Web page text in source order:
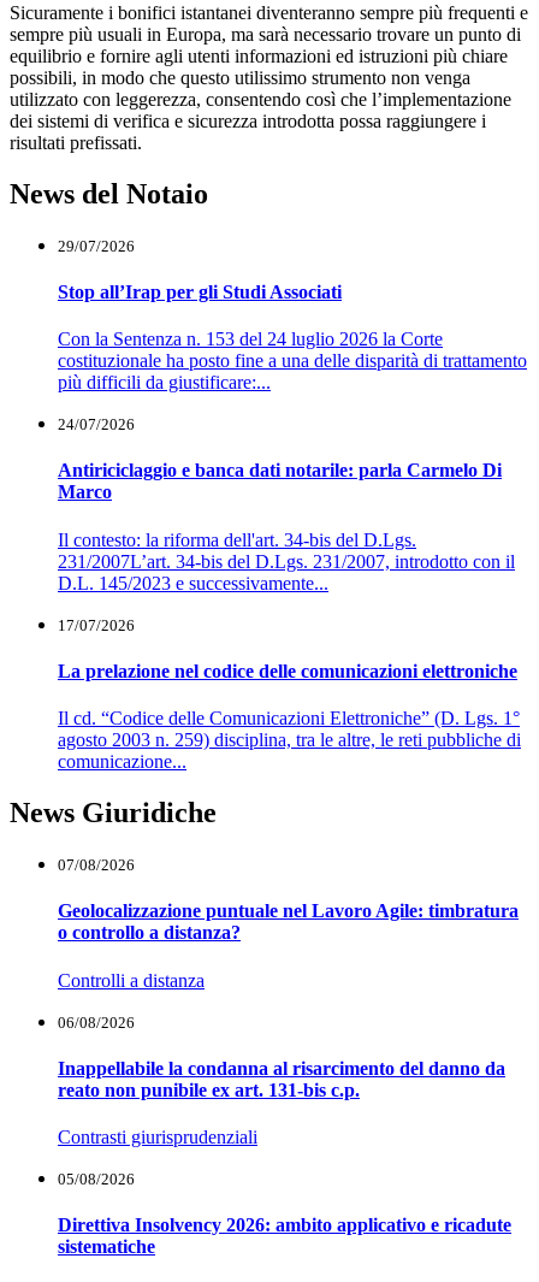
Sicuramente i bonifici istantanei diventeranno sempre più frequenti e
sempre più usuali in Europa, ma sarà necessario trovare un punto di
equilibrio e fornire agli utenti informazioni ed istruzioni più chiare
possibili, in modo che questo utilissimo strumento non venga
utilizzato con leggerezza, consentendo così che l’implementazione
dei sistemi di verifica e sicurezza introdotta possa raggiungere i
risultati prefissati.
News del Notaio
29/07/2026
Stop all’Irap per gli Studi Associati
Con la Sentenza n. 153 del 24 luglio 2026 la Corte
costituzionale ha posto fine a una delle disparità di trattamento
più difficili da giustificare:...
24/07/2026
Antiriciclaggio e banca dati notarile: parla Carmelo Di
Marco
Il contesto: la riforma dell'art. 34-bis del D.Lgs.
231/2007L’art. 34-bis del D.Lgs. 231/2007, introdotto con il
D.L. 145/2023 e successivamente...
17/07/2026
La prelazione nel codice delle comunicazioni elettroniche
Il cd. “Codice delle Comunicazioni Elettroniche” (D. Lgs. 1°
agosto 2003 n. 259) disciplina, tra le altre, le reti pubbliche di
comunicazione...
News Giuridiche
07/08/2026
Geolocalizzazione puntuale nel Lavoro Agile: timbratura
o controllo a distanza?
Controlli a distanza
06/08/2026
Inappellabile la condanna al risarcimento del danno da
reato non punibile ex art. 131-bis c.p.
Contrasti giurisprudenziali
05/08/2026
Direttiva Insolvency 2026: ambito applicativo e ricadute
sistematiche